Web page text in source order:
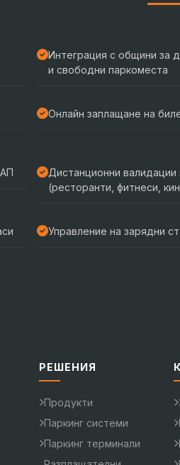
Интеграция с общини за
и свободни паркоместа
Онлайн заплащане на
Дистанционни валидации
(ресторанти, фитнеси,
Управление на зарядни
РЕШЕНИЯ
Продукти
Паркинг системи
Паркинг терминали